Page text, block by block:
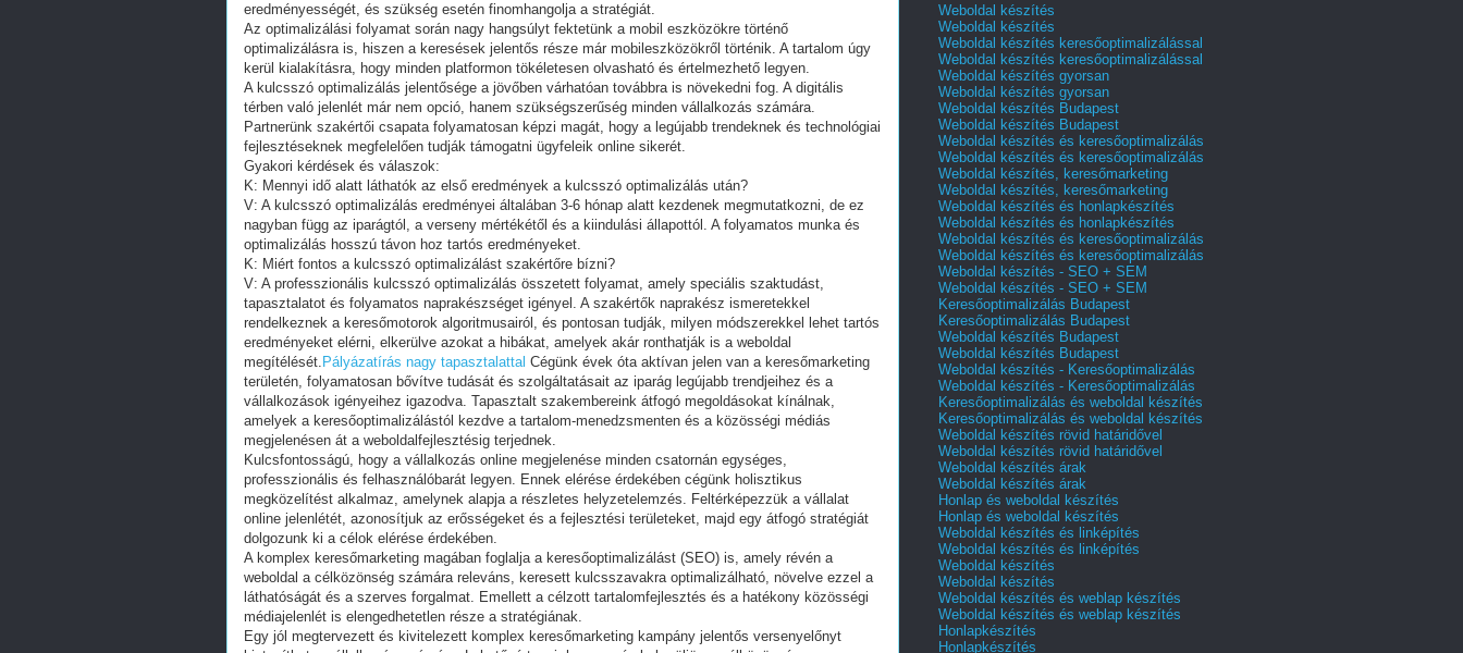
eredményességét, és szükség esetén finomhangolja a stratégiát.
Az optimalizálási folyamat során nagy hangsúlyt fektetünk a mobil eszközökre történő
optimalizálásra is, hiszen a keresések jelentős része már mobileszközökről történik. A tartalom úgy
kerül kialakításra, hogy minden platformon tökéletesen olvasható és értelmezhető legyen.
A kulcsszó optimalizálás jelentősége a jövőben várhatóan továbbra is növekedni fog. A digitális
térben való jelenlét már nem opció, hanem szükségszerűség minden vállalkozás számára.
Partnerünk szakértői csapata folyamatosan képzi magát, hogy a legújabb trendeknek és technológiai
fejlesztéseknek megfelelően tudják támogatni ügyfeleik online sikerét.
Gyakori kérdések és válaszok:
K: Mennyi idő alatt láthatók az első eredmények a kulcsszó optimalizálás után?
V: A kulcsszó optimalizálás eredményei általában 3-6 hónap alatt kezdenek megmutatkozni, de ez
nagyban függ az iparágtól, a verseny mértékétől és a kiindulási állapottól. A folyamatos munka és
optimalizálás hosszú távon hoz tartós eredményeket.
K: Miért fontos a kulcsszó optimalizálást szakértőre bízni?
V: A professzionális kulcsszó optimalizálás összetett folyamat, amely speciális szaktudást,
tapasztalatot és folyamatos naprakészséget igényel. A szakértők naprakész ismeretekkel
rendelkeznek a keresőmotorok algoritmusairól, és pontosan tudják, milyen módszerekkel lehet tartós
eredményeket elérni, elkerülve azokat a hibákat, amelyek akár ronthatják is a weboldal
megítélését. Pályázatírás nagy tapasztalattal Cégünk évek óta aktívan jelen van a keresőmarketing
területén, folyamatosan bővítve tudását és szolgáltatásait az iparág legújabb trendjeihez és a
vállalkozások igényeihez igazodva. Tapasztalt szakembereink átfogó megoldásokat kínálnak,
amelyek a keresőoptimalizálástól kezdve a tartalom-menedzsmenten és a közösségi médiás
megjelenésen át a weboldalfejlesztésig terjednek.
Kulcsfontosságú, hogy a vállalkozás online megjelenése minden csatornán egységes,
professzionális és felhasználóbarát legyen. Ennek elérése érdekében cégünk holisztikus
megközelítést alkalmaz, amelynek alapja a részletes helyzetelemzés. Feltérképezzük a vállalat
online jelenlétét, azonosítjuk az erősségeket és a fejlesztési területeket, majd egy átfogó stratégiát
dolgozunk ki a célok elérése érdekében.
A komplex keresőmarketing magában foglalja a keresőoptimalizálást (SEO) is, amely révén a
weboldal a célközönség számára releváns, keresett kulcsszavakra optimalizálható, növelve ezzel a
láthatóságát és a szerves forgalmat. Emellett a célzott tartalomfejlesztés és a hatékony közösségi
médiajelenlét is elengedhetetlen része a stratégiának.
Egy jól megtervezett és kivitelezett komplex keresőmarketing kampány jelentős versenyelőnyt
Weboldal készítés
Weboldal készítés
Weboldal készítés keresőoptimalizálással
Weboldal készítés keresőoptimalizálással
Weboldal készítés gyorsan
Weboldal készítés gyorsan
Weboldal készítés Budapest
Weboldal készítés Budapest
Weboldal készítés és keresőoptimalizálás
Weboldal készítés és keresőoptimalizálás
Weboldal készítés, keresőmarketing
Weboldal készítés, keresőmarketing
Weboldal készítés és honlapkészítés
Weboldal készítés és honlapkészítés
Weboldal készítés és keresőoptimalizálás
Weboldal készítés és keresőoptimalizálás
Weboldal készítés - SEO + SEM
Weboldal készítés - SEO + SEM
Keresőoptimalizálás Budapest
Keresőoptimalizálás Budapest
Weboldal készítés Budapest
Weboldal készítés Budapest
Weboldal készítés - Keresőoptimalizálás
Weboldal készítés - Keresőoptimalizálás
Keresőoptimalizálás és weboldal készítés
Keresőoptimalizálás és weboldal készítés
Weboldal készítés rövid határidővel
Weboldal készítés rövid határidővel
Weboldal készítés árak
Weboldal készítés árak
Honlap és weboldal készítés
Honlap és weboldal készítés
Weboldal készítés és linképítés
Weboldal készítés és linképítés
Weboldal készítés
Weboldal készítés
Weboldal készítés és weblap készítés
Weboldal készítés és weblap készítés
Honlapkészítés
Honlapkészítés